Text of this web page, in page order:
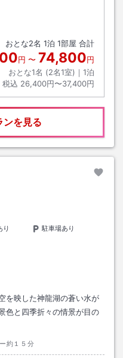
おとな2名 1泊 1部屋 合計
円 〜 74,800円
おとな1名 (2名1室)｜ 1泊
税込 26,400円〜37,400円
ンを見る
り
駐車場あり
を映した神龍湖の蒼い水が
色と四季折々の情景が目の
約１５分